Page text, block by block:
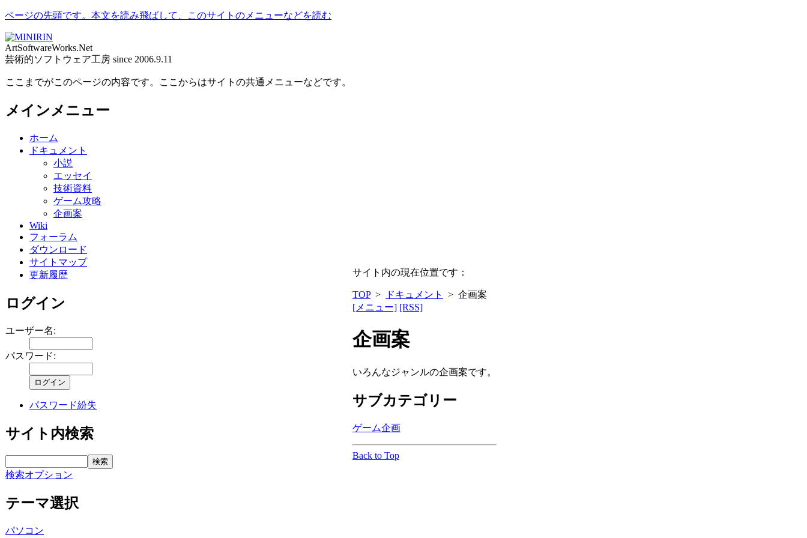
ページの先頭です。本文を読み飛ばして、このサイトのメニューなどを読む
ArtSoftwareWorks.Net
芸術的ソフトウェア工房 since 2006.9.11
ここまでがこのページの内容です。ここからはサイトの共通メニューなどです。
メインメニュー
ホーム
ドキュメント
小説
エッセイ
技術資料
ゲーム攻略
企画案
Wiki
フォーラム
ダウンロード
サイトマップ
更新履歴
ログイン
ユーザー名:
パスワード:
パスワード紛失
サイト内検索
検索オプション
テーマ選択
パソコン
サイト内の現在位置です：
TOP> ドキュメント
> 企画案
[メニュー] [RSS]
企画案
いろんなジャンルの企画案です。
サブカテゴリー
ゲーム企画
Back to Top